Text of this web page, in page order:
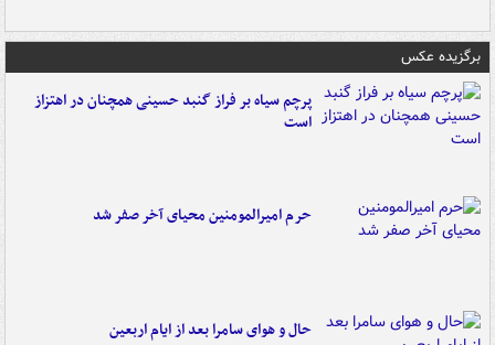
برگزیده عکس
پرچم سیاه بر فراز گنبد حسینی همچنان در اهتزاز
است
حرم امیرالمومنین محیای آخر صفر شد
حال و هوای سامرا بعد از ایام اربعین